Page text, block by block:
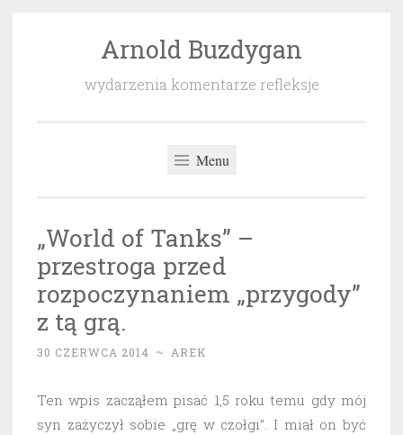
Arnold Buzdygan
wydarzenia komentarze refleksje
Menu
„World of Tanks” –
przestroga przed
rozpoczynaniem „przygody”
z tą grą.
30 CZERWCA 2014 ~ AREK
Ten wpis zacząłem pisać 1,5 roku temu gdy mój
syn zażyczył sobie „grę w czołgi”. I miał on być